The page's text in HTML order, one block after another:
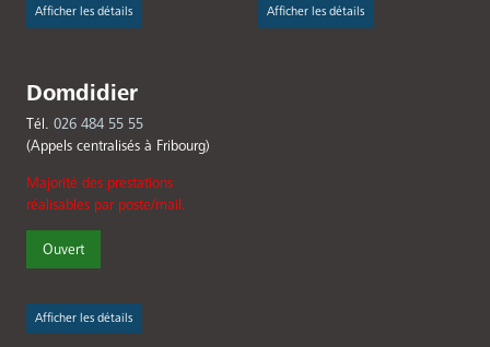
Afficher les détails Afficher les détails
Domdidier
Tél. 026 484 55 55
(Appels centralisés à Fribourg)
Majorité des prestations
réalisables par poste/mail.
Ouvert
Afficher les détails